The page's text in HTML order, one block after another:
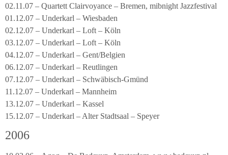
02.11.07 – Quartett Clairvoyance – Bremen, mibnight Jazzfestival
01.12.07 – Underkarl – Wiesbaden
02.12.07 – Underkarl – Loft – Köln
03.12.07 – Underkarl – Loft – Köln
04.12.07 – Underkarl – Gent/Belgien
06.12.07 – Underkarl – Reutlingen
07.12.07 – Underkarl – Schwäbisch-Gmünd
11.12.07 – Underkarl – Mannheim
13.12.07 – Underkarl – Kassel
15.12.07 – Underkarl – Alter Stadtsaal – Speyer
2006